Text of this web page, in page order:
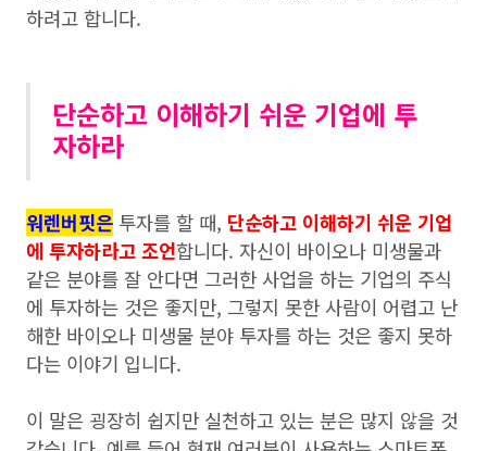
하려고 합니다.
단순하고 이해하기 쉬운 기업에 투
자하라
워렌버핏은 투자를 할 때, 단순하고 이해하기 쉬운 기업
에 투자하라고 조언합니다. 자신이 바이오나 미생물과
같은 분야를 잘 안다면 그러한 사업을 하는 기업의 주식
에 투자하는 것은 좋지만, 그렇지 못한 사람이 어렵고 난
해한 바이오나 미생물 분야 투자를 하는 것은 좋지 못하
다는 이야기 입니다.
이 말은 굉장히 쉽지만 실천하고 있는 분은 많지 않을 것